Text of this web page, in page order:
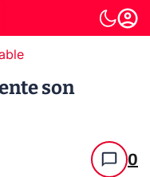
son
0